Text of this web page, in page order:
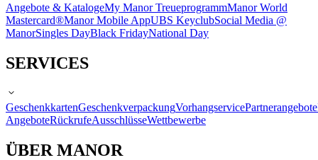
Angebote & KatalogeMy Manor TreueprogrammManor World
Mastercard®Manor Mobile AppUBS KeyclubSocial Media @
ManorSingles DayBlack FridayNational Day
SERVICES
GeschenkkartenGeschenkverpackungVorhangservicePartnerangebote
AngeboteRückrufeAusschlüsseWettbewerbe
ÜBER MANOR